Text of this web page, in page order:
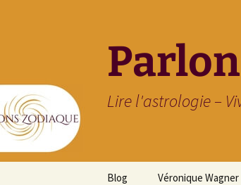
Lire l'astrologie –
Blog Véronique Wagner